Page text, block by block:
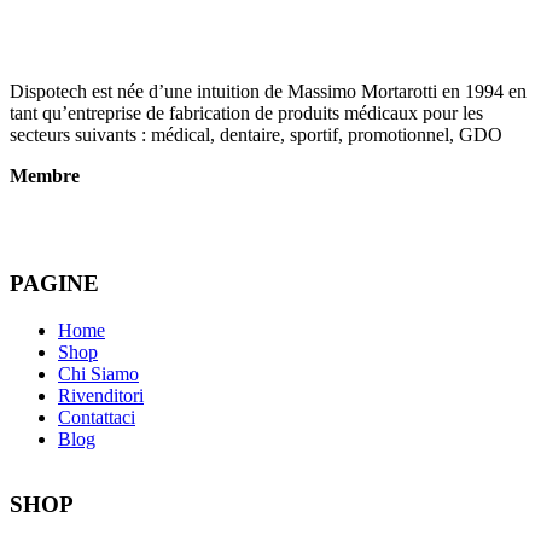
Dispotech est née d’une intuition de Massimo Mortarotti en 1994 en
tant qu’entreprise de fabrication de produits médicaux pour les
secteurs suivants : médical, dentaire, sportif, promotionnel, GDO
Membre
PAGINE
Home
Shop
Chi Siamo
Rivenditori
Contattaci
Blog
SHOP